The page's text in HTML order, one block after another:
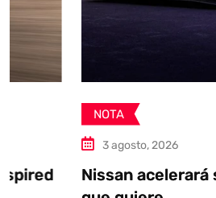
3 agosto, 2026
Nissan acelerará sus